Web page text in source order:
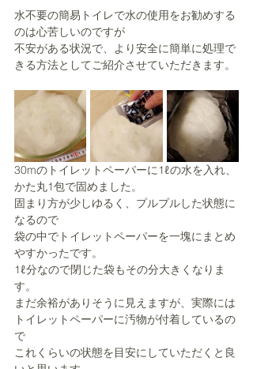
水不要の簡易トイレで水の使用をお勧めする
のは心苦しいのですが
不安がある状況で、より安全に簡単に処理で
きる方法としてご紹介させていただきます。
30mのトイレットペーパーに1ℓの水を入れ、
かた丸1包で固めました。
固まり方が少しゆるく、プルプルした状態に
なるので
袋の中でトイレットペーパーを一塊にまとめ
やすかったです。
1ℓ分なので閉じた袋もその分大きくなりま
す。
まだ余裕がありそうに見えますが、実際には
トイレットペーパーに汚物が付着しているの
で
これくらいの状態を目安にしていただくと良